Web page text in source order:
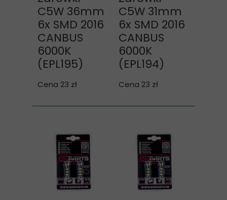
C5W 36mm
6x SMD 2016
CANBUS
6000K
(EPL195)
Cena 23 zł
C5W 31mm
6x SMD 2016
CANBUS
6000K
(EPL194)
Cena 23 zł